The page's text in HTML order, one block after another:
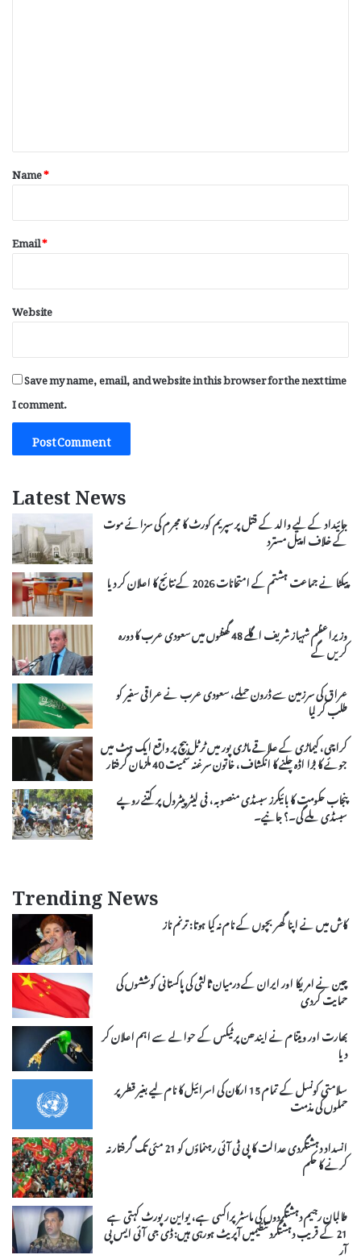
*
Name*
Email*
Website
Save my name, email, and website in this browser for the next time
I comment.
Latest News
جائیداد کے لیے والد کے قتل پر سپریم کورٹ کا مجرم کی سزائے موت
کے خلاف اپیل مسترد
پیکٹا نے جماعت ہشتم کے امتحانات 2026 کے نتائج کا اعلان کر دیا
وزیراعظم شہباز شریف اگلے 48 گھنٹوں میں سعودی عرب کا دورہ
کریں گے
عراق کی سرزمین سے ڈرون حملے، سعودی عرب نے عراقی سفیر کو
طلب کر لیا
کراچی، کیماڑی کے علاقے ماڑی پور میں ٹرٹل بیچ پر واقع ایک ہٹ میں
جوئے کا بڑا اڈہ چلنے کا انکشاف، خاتون سرغنہ سمیت 40 ملزمان گرفتار
پنجاب حکومت کا بائیکرز سبسڈی منصوبہ، فی لیٹر پیٹرول پر کتنے روپے
سبسڈی ملے گی۔؟ جانیے۔
Trending News
کاش میں نے اپنا گھر بچوں کے نام نہ کیا ہوتا: ترنم ناز
چین نے امریکا اور ایران کے درمیان ثالثی کی پاکستانی کوششوں کی
حمایت کردی
بھارت اور ویتنام نے ایندھن پر ٹیکس کے حوالے سے اہم اعلان کر
دیا
سلامتی کونسل کے تمام 15 ارکان کی اسرائیل کا نام لیے بغیر قطر پر
حملوں کی مذمت
انسداد دہشتگردی عدالت کا پی ٹی آئی رہنماؤں کو 21 مئی تک گرفتار نہ
کرنے کا حکم
طالبان رجیم دہشتگردوں کی ماسٹرپراکسی ہے، یواین رپورٹ کہتی ہے
21 کے قریب دہشتگرد تنظیمیں آپریٹ ہورہی ہیں: ڈی جی آئی ایس پی
آر